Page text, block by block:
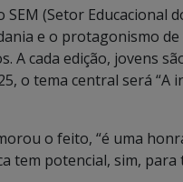
(Setor Educacional
e o protagonismo
A cada edição, jovens
o tema central será “A
o feito, “é uma
tem potencial, sim,